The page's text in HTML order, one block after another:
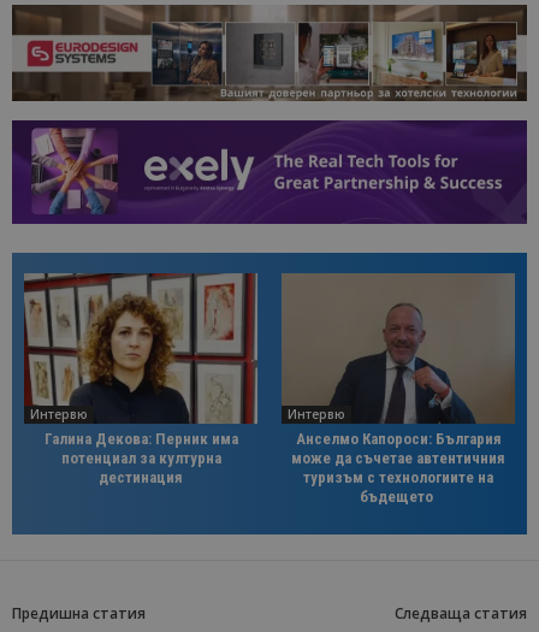
Интервю
Галина Декова: Перник има
потенциал за културна
дестинация
Интервю
Анселмо Капороси: България
може да съчетае автентичния
туризъм с технологиите на
бъдещето
Предишна статия Следваща статия